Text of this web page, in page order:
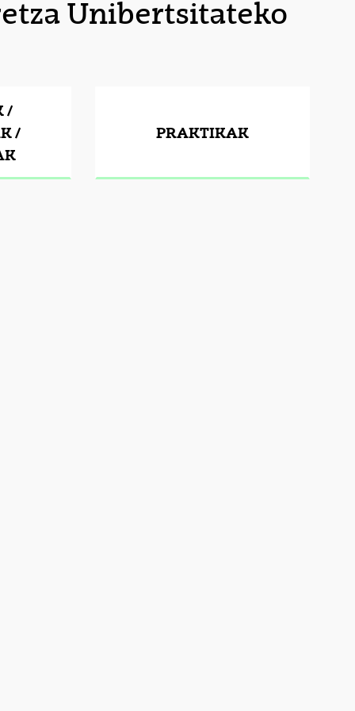
Unibertsitateko
/
/
PRAKTIKAK